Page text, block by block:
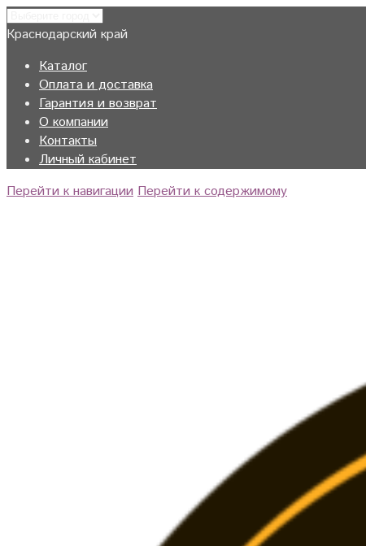
Краснодарский край
Каталог
Оплата и доставка
Гарантия и возврат
О компании
Контакты
Личный кабинет
Перейти к навигации Перейти к содержимому